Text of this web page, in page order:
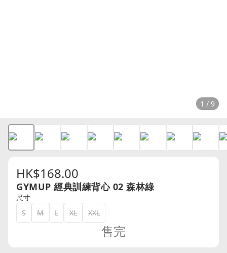
1 / 9
HK$168.00
GYMUP 經典訓練背心 02 森林綠
尺寸
S
M L XL XXL
售完